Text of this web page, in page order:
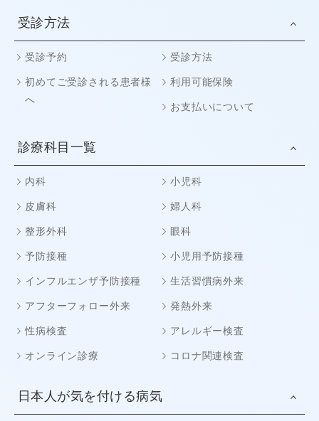
受診方法
受診予約 受診方法
初めてご受診される患者様
へ
利用可能保険
お支払いについて
診療科目一覧
内科 小児科
皮膚科 婦人科
整形外科 眼科
予防接種 小児用予防接種
インフルエンザ予防接種 生活習慣病外来
アフターフォロー外来 発熱外来
性病検査 アレルギー検査
オンライン診療 コロナ関連検査
日本人が気を付ける病気